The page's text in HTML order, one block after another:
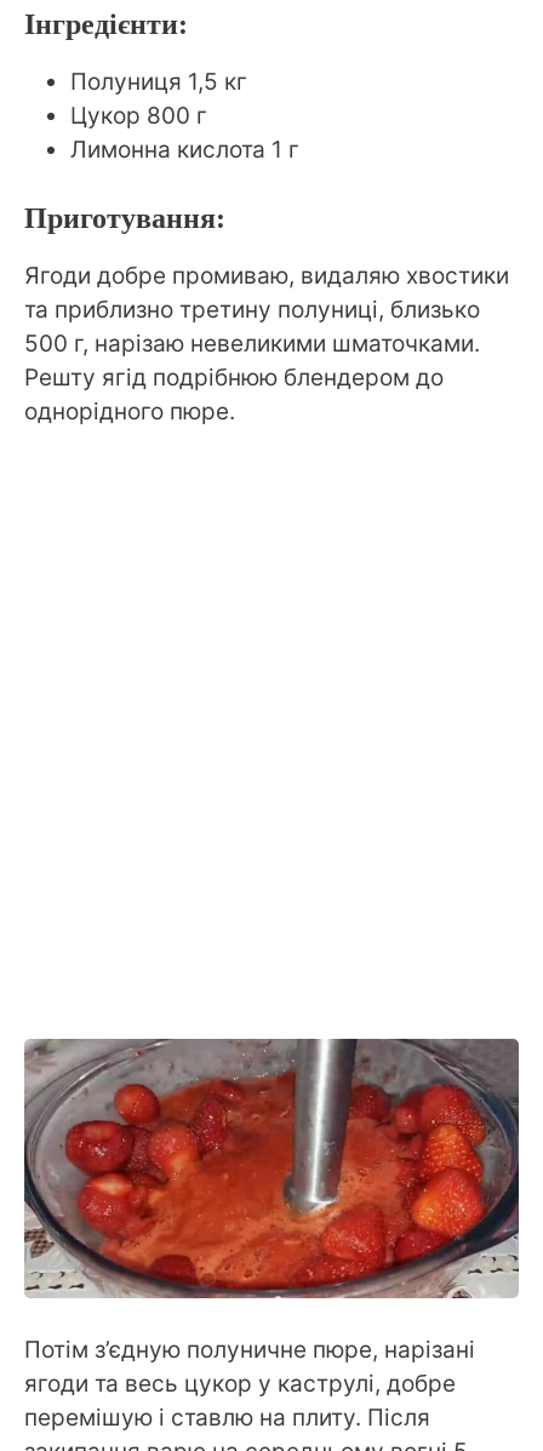
Інгредієнти:
Полуниця 1,5 кг
Цукор 800 г
Лимонна кислота 1 г
Приготування:
Ягоди добре промиваю, видаляю хвостики
та приблизно третину полуниці, близько
500 г, нарізаю невеликими шматочками.
Решту ягід подрібнюю блендером до
однорідного пюре.
Потім з’єдную полуничне пюре, нарізані
ягоди та весь цукор у каструлі, добре
перемішую і ставлю на плиту. Після